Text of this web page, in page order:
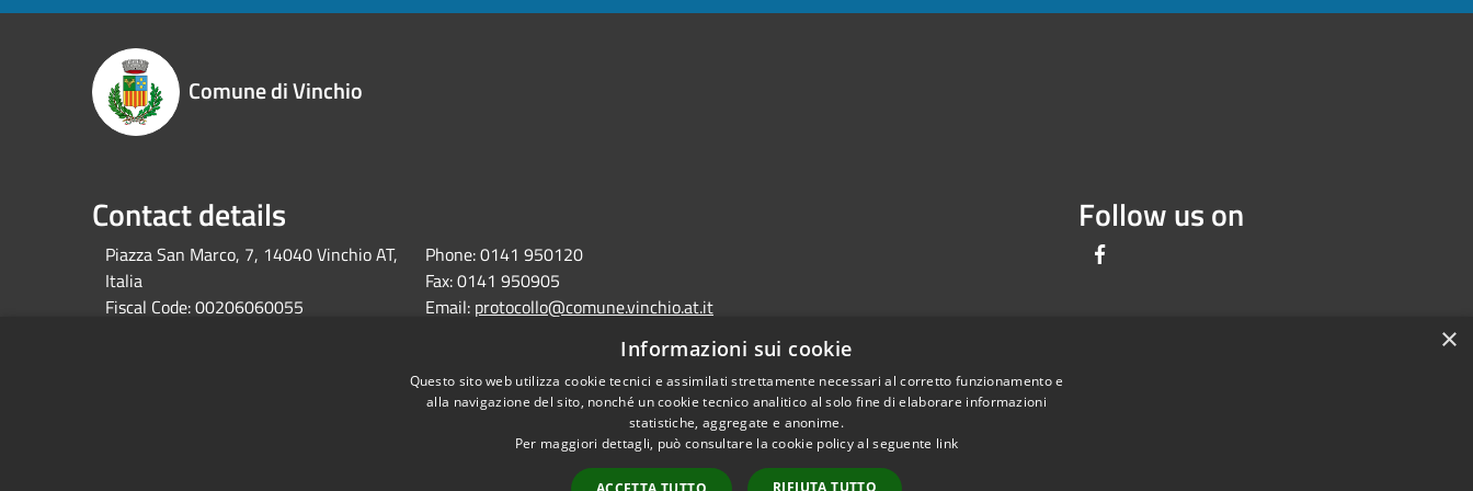
Comune di Vinchio
Contact details
Piazza San Marco, 7, 14040 Vinchio AT,
Italia
Fiscal Code:00206060055
Phone:0141 950120
Fax:0141 950905
Email: protocollo@comune.vinchio.at.it
Follow us on
Dichiarazione di accessibilità
×
Informazioni sui cookie
Questo sito web utilizza cookie tecnici e assimilati strettamente necessari al corretto funzionamento e
alla navigazione del sito, nonché un cookie tecnico analitico al solo fine di elaborare informazioni
statistiche, aggregate e anonime.
Per maggiori dettagli, può consultare la cookie policy al seguente link
RIFIUTA TUTTO